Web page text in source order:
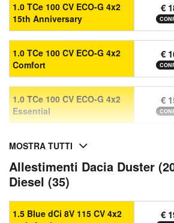
1.0 TCe 100 CV ECO-G 4x2
15th Anniversary
€
1.0 TCe 100 CV ECO-G 4x2
Comfort
€
1.0 TCe 100 CV ECO-G 4x2
Essential
€
MOSTRA TUTTI
Allestimenti Dacia Duster
Diesel (35)
1.5 Blue dCi 8V 115 CV 4x2
€